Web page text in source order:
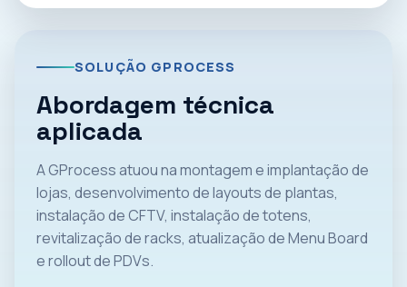
SOLUÇÃO GPROCESS
Abordagem técnica
aplicada
A GProcess atuou na montagem e implantação de
lojas, desenvolvimento de layouts de plantas,
instalação de CFTV, instalação de totens,
revitalização de racks, atualização de Menu Board
e rollout de PDVs.